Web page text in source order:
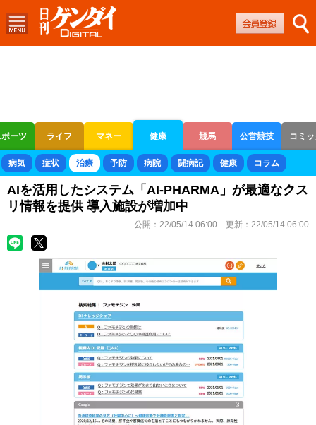
ーツ ライフ マネー 健康 競馬 公営競技 コミ
ボートレース 競輪 オートレース
病気 症状 治療 予防 病院 闘病記 健康 コラム
AIを活用したシステム「AI-PHARMA」が最適なクス
リ情報を提供 導入施設が増加中
公開： 22/05/14 06:00 更新： 22/05/14 06:00